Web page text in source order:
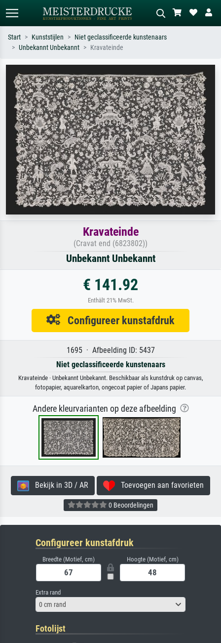
Zoek op kunstenaar, titel of stijl – bijv.
Monet, Sterrennacht, impressionisme,
Hokusai-golf, naakt.
Beschrijf de scène – bijv. groene
weide, abstract met veel rood, donker
olieverfschilderij, staand naakt naast
een boom.
Start Kunststijlen
Niet geclassificeerde kunstenaars
Unbekannt Unbekannt
Kravateinde
Kravateinde
(Cravat end (6823802))
Unbekannt Unbekannt
€ 141.92
Enthält 21% MwSt.
Configureer kunstafdruk
1695 · Afbeelding ID: 5437
Niet geclassificeerde kunstenaars
Kravateinde · Unbekannt Unbekannt. Beschikbaar als kunstdruk op canvas,
fotopapier, aquarelkarton, ongecoat papier of Japans papier.
Andere kleurvarianten op deze afbeelding
Bekijk in 3D / AR Toevoegen aan favorieten
0 Beoordelingen
Configureer kunstafdruk
Breedte (Motief, cm) Hoogte (Motief, cm)
Extra rand
0 cm rand
Fotolijst